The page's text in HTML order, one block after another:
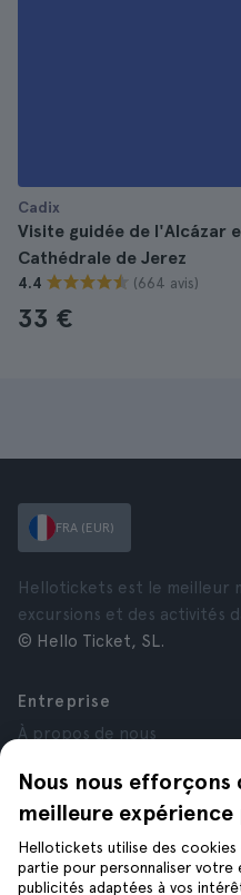
Cadix
Visite guidée de l'Alcázar
Cathédrale de Jerez
4.4 (664 avis)
33 €
Nous nous efforçons
meilleure expérience
Hellotickets utilise des
partie pour personnaliser votre
publicités adaptées à vos
FRA (EUR)
Hellotickets est le meilleur
excursions et des activités
© Hello Ticket, SL.
Entreprise
À propos de nous
Affiliés
Avis
Confidentialité
Conditions générales